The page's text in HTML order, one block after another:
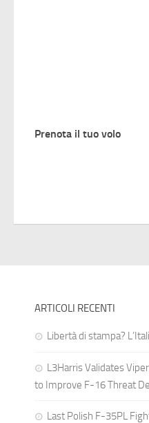
Prenota il tuo volo
ARTICOLI RECENTI
Libertà di stampa?
L3Harris Validates
to Improve F-16 Threat
Last Polish F-35PL